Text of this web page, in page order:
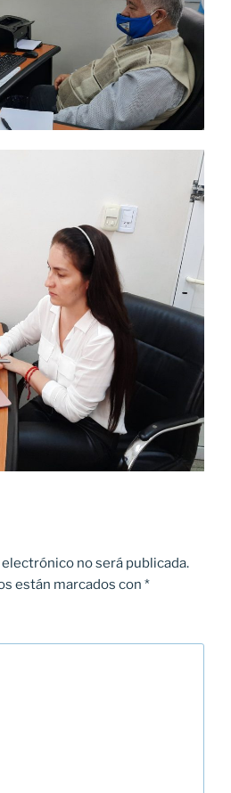
no será publicada.
están marcados con *